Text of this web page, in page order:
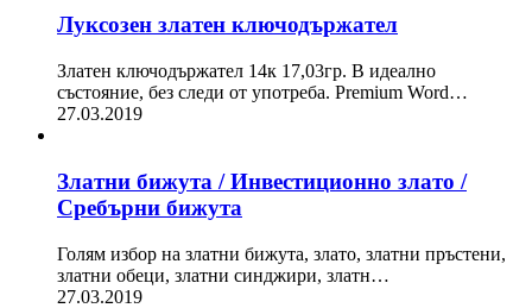
Луксозен златен ключодържател
Златен ключодържател 14к 17,03гр. В идеално
състояние, без следи от употреба. Premium Word…
27.03.2019
Златни бижута / Инвестиционно злато /
Сребърни бижута
Голям избор на златни бижута, злато, златни пръстени,
златни обеци, златни синджири, златн…
27.03.2019